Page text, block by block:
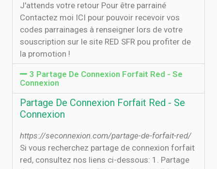
J'attends votre retour Pour être parrainé
Contactez moi ICI pour pouvoir recevoir vos
codes parrainages à renseigner lors de votre
souscription sur le site RED SFR pou profiter de
la promotion !
3 Partage De Connexion Forfait Red - Se
Connexion
Partage De Connexion Forfait Red - Se
Connexion
https://seconnexion.com/partage-de-forfait-red/
Si vous recherchez partage de connexion forfait
red, consultez nos liens ci-dessous: 1. Partage